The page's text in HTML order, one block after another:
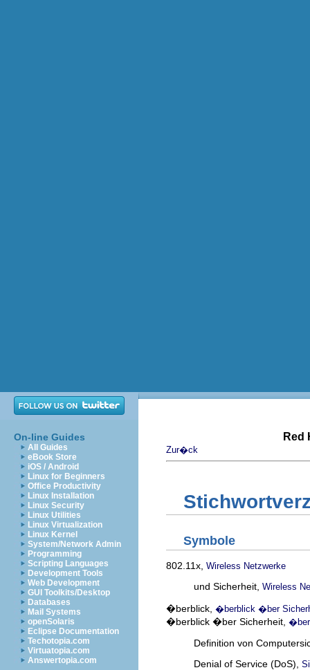
On-line Guides
All Guides
eBook Store
iOS / Android
Linux for Beginners
Office Productivity
Linux Installation
Linux Security
Linux Utilities
Linux Virtualization
Linux Kernel
System/Network Admin
Programming
Scripting Languages
Development Tools
Web Development
GUI Toolkits/Desktop
Databases
Mail Systems
openSolaris
Eclipse Documentation
Techotopia.com
Virtuatopia.com
Answertopia.com
Red
Zur�ck
Symbole
802.11x, Wireless Netzwerke
und Sicherheit, Wireless
�berblick, �berblick �ber
�berblick �ber Sicherheit,
Definition von
Denial of Service (DoS),